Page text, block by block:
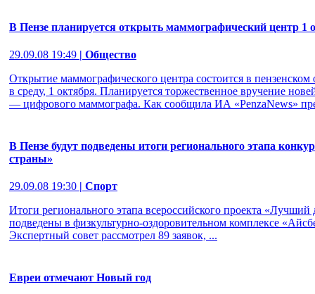
В Пензе планируется открыть маммографический центр 1
29.09.08 19:49 | Общество
Открытие маммографического центра состоится в
в среду, 1 октября. Планируется торжественное вручение
— цифрового маммографа. Как сообщила ИА «PenzaNews»
В Пензе будут подведены итоги регионального этапа
страны»
29.09.08 19:30 | Спорт
Итоги регионального этапа всероссийского проекта «Лучший
подведены в физкультурно-оздоровительном комплексе
Экспертный совет рассмотрел 89 заявок, ...
Евреи отмечают Новый год